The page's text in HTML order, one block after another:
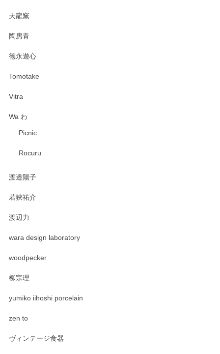
天龍窯
陶房青
徳永遊心
Tomotake
Vitra
Wa わ
Picnic
Rocuru
渡邉陽子
若狹祐介
渡辺力
wara design laboratory
woodpecker
柳宗理
yumiko iihoshi porcelain
zen to
ヴィンテージ食器